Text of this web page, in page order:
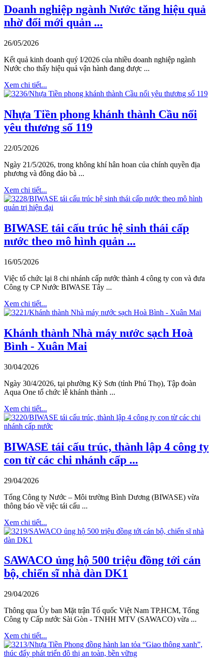
Doanh nghiệp ngành Nước tăng hiệu quả
nhờ đổi mới quản ...
26/05/2026
Kết quả kinh doanh quý I/2026 của nhiều doanh nghiệp ngành
Nước cho thấy hiệu quả vận hành đang được ...
Xem chi tiết...
Nhựa Tiền phong khánh thành Cầu nối
yêu thương số 119
22/05/2026
Ngày 21/5/2026, trong không khí hân hoan của chính quyền địa
phương và đông đảo bà ...
Xem chi tiết...
BIWASE tái cấu trúc hệ sinh thái cấp
nước theo mô hình quản ...
16/05/2026
Việc tổ chức lại 8 chi nhánh cấp nước thành 4 công ty con và đưa
Công ty CP Nước BIWASE Tây ...
Xem chi tiết...
Khánh thành Nhà máy nước sạch Hoà
Bình - Xuân Mai
30/04/2026
Ngày 30/4/2026, tại phường Kỳ Sơn (tỉnh Phú Thọ), Tập đoàn
Aqua One tổ chức lễ khánh thành ...
Xem chi tiết...
BIWASE tái cấu trúc, thành lập 4 công ty
con từ các chi nhánh cấp ...
29/04/2026
Tổng Công ty Nước – Môi trường Bình Dương (BIWASE) vừa
thông báo về việc tái cấu ...
Xem chi tiết...
SAWACO ủng hộ 500 triệu đồng tới cán
bộ, chiến sĩ nhà dàn DK1
29/04/2026
Thông qua Ủy ban Mặt trận Tổ quốc Việt Nam TP.HCM, Tổng
Công ty Cấp nước Sài Gòn - TNHH MTV (SAWACO) vừa ...
Xem chi tiết...